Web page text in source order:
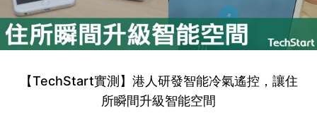
【TechStart實測】港人研發智能冷氣遙控，讓住
所瞬間升級智能空間